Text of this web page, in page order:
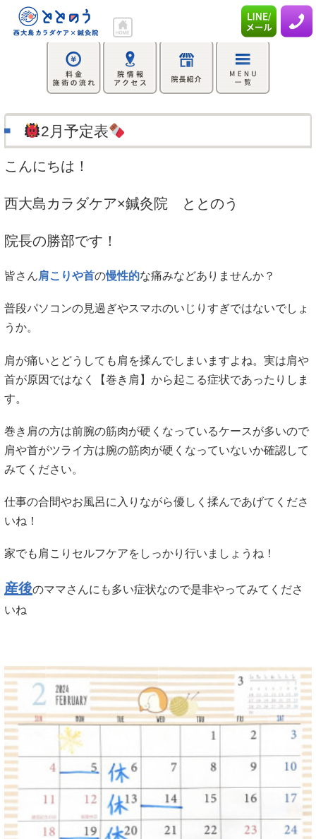
2月予定表
こんにちは！
西大島カラダケア×鍼灸院 ととのう
院長の勝部です！
皆さん肩こりや首の慢性的な痛みなどありませんか？
普段パソコンの見過ぎやスマホのいじりすぎではないでしょ
うか。
肩が痛いとどうしても肩を揉んでしまいますよね。実は肩や
首が原因ではなく【巻き肩】から起こる症状であったりしま
す。
巻き肩の方は前腕の筋肉が硬くなっているケースが多いので
肩や首がツライ方は腕の筋肉が硬くなっていないか確認して
みてください。
仕事の合間やお風呂に入りながら優しく揉んであげてくださ
いね！
家でも肩こりセルフケアをしっかり行いましょうね！
産後のママさんにも多い症状なので是非やってみてくださ
いね